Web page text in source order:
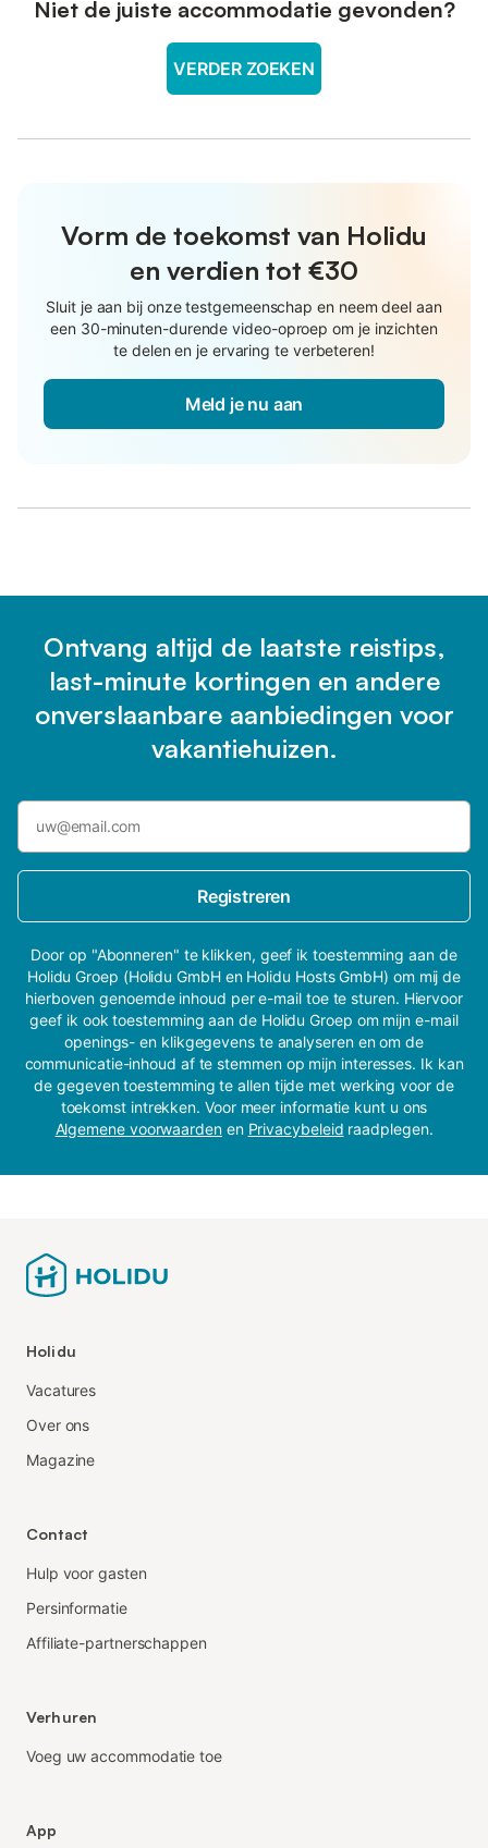
Niet de juiste accommodatie gevonden?
VERDER ZOEKEN
Vorm de toekomst van Holidu
en verdien tot €30
Sluit je aan bij onze testgemeenschap en neem deel aan
een 30-minuten-durende video-oproep om je inzichten
te delen en je ervaring te verbeteren!
Meld je nu aan
Ontvang altijd de laatste reistips,
last-minute kortingen en andere
onverslaanbare aanbiedingen voor
vakantiehuizen.
Registreren
Door op "Abonneren" te klikken, geef ik toestemming aan de
Holidu Groep (Holidu GmbH en Holidu Hosts GmbH) om mij de
hierboven genoemde inhoud per e-mail toe te sturen. Hiervoor
geef ik ook toestemming aan de Holidu Groep om mijn e-mail
openings- en klikgegevens te analyseren en om de
communicatie-inhoud af te stemmen op mijn interesses. Ik kan
de gegeven toestemming te allen tijde met werking voor de
toekomst intrekken. Voor meer informatie kunt u ons
Algemene voorwaardenen Privacybeleid raadplegen.
Holidu
Vacatures
Over ons
Magazine
Contact
Hulp voor gasten
Persinformatie
Affiliate-partnerschappen
Verhuren
Voeg uw accommodatie toe
App